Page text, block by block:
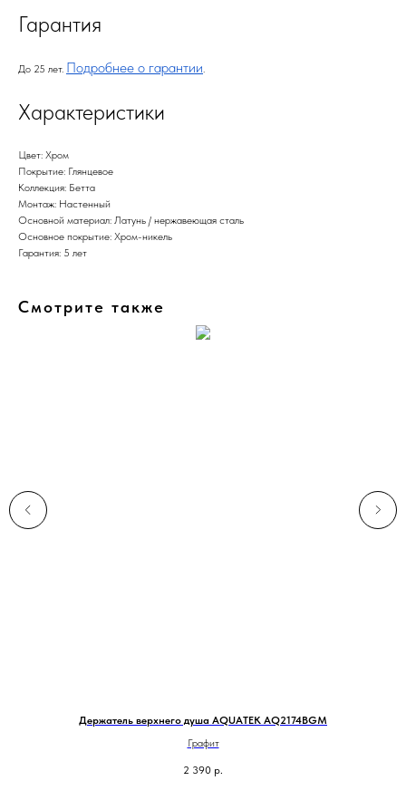
Гарантия
До 25 лет. Подробнее о гарантии.
Характеристики
Цвет: Хром
Покрытие: Глянцевое
Коллекция: Бетта
Монтаж: Настенный
Основной материал: Латунь / нержавеющая сталь
Основное покрытие: Хром-никель
Гарантия: 5 лет
Смотрите также
Держатель верхнего душа AQUATEK AQ2174BGM
Графит
2 390 р.